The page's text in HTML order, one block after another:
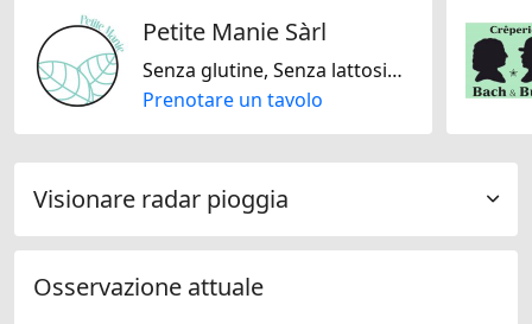
Petite Manie Sàrl
Senza glutine, Senza lattosio, Senza noci, Senza soja
Prenotare un tavolo
Visionare radar pioggia
Osservazione attuale